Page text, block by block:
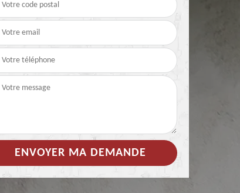
Hydrofuge coloré pour
toiture 85
Démoussage
nettoyage de tuile 85